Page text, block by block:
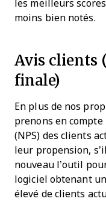
les meilleurs
moins bien notés.
Avis clients
finale)
En plus de nos
prenons en
(NPS) des clients
leur propension,
nouveau l’outil
logiciel obtenant
élevé de clients